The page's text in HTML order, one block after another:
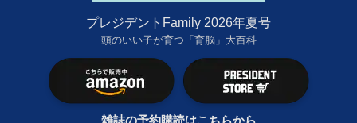
プレジデントFamily 2026年夏号
頭のいい子が育つ「育脳」大百科
雑誌の予約購読はこちらから